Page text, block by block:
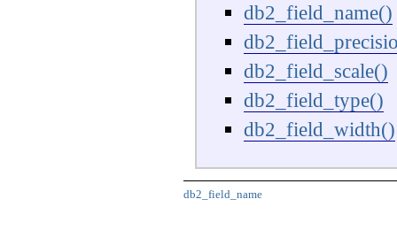
db2_field_name()
db2_field_scale()
db2_field_type()
db2_field_width()
db2_field_name